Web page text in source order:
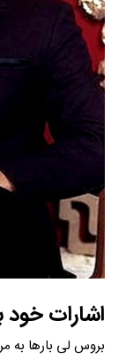
اشارات
بروس لی بارها به